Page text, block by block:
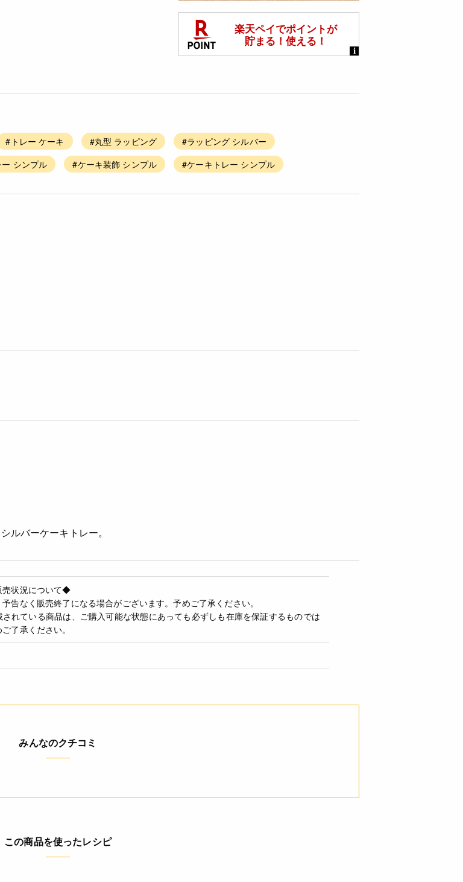
#トレー ケーキ #丸型 ラッピング
#ラッピング シルバー
シンプル #ケーキ装飾 シンプル #ケーキトレー シンプル
ルバーケーキトレー。
状況について◆
予告なく販売終了になる場合がございます。予めご了承ください。
されている商品は、ご購入可能な状態にあっても必ずしも在庫を保証するものでは
了承ください。
みんなのクチコミ
この商品を使ったレシピ